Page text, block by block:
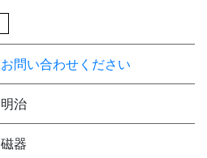
お問い合わせください
明治
磁器